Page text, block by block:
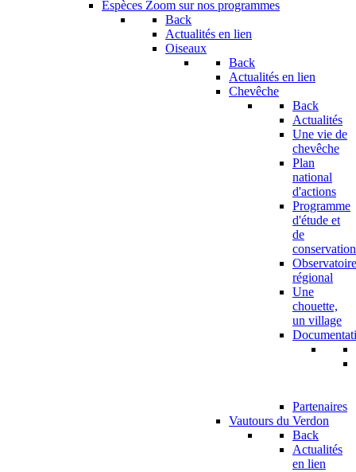
Espèces Zoom sur nos programmes
Back
Actualités en lien
Oiseaux
Back
Actualités en lien
Chevêche
Back
Actualités
Une vie de
chevêche
Plan
national
d'actions
Programme
d'étude et
de
conservation
Observatoire
régional
Une
chouette,
un village
Partenaires
Vautours du Verdon
Back
Actualités
en lien